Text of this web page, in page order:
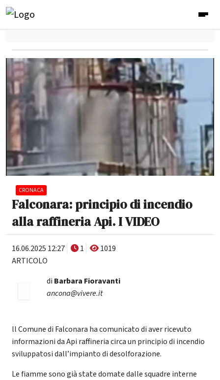
CRONACA
Falconara: principio di incendio
alla raffineria Api. I VIDEO
16.06.2025 12:27 1
1019
ARTICOLO
di Barbara Fioravanti
ancona@vivere.it
ll Comune di Falconara ha comunicato di aver ricevuto
informazioni da Api raffineria circa un principio di incendio
sviluppatosi dall’impianto di desolforazione.
Le fiamme sono già state domate dalle squadre interne